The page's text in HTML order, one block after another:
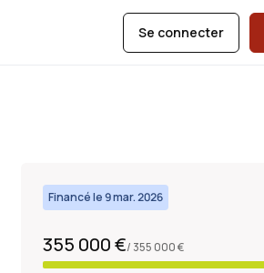
Se connecter
Financé le 9 mar. 2026
355 000 €/ 355 000 €